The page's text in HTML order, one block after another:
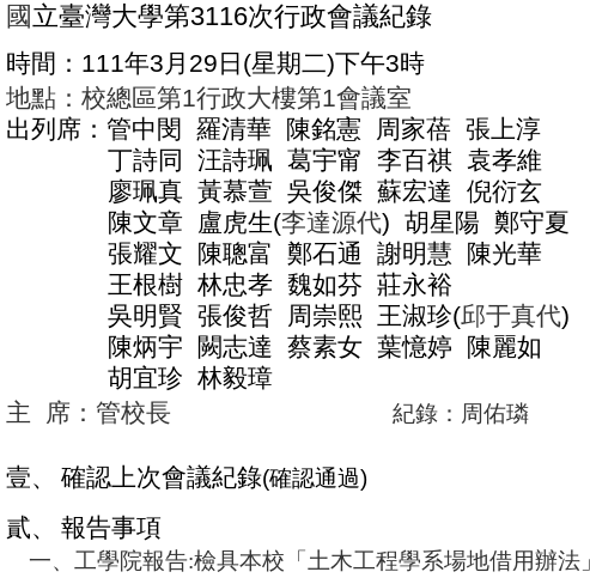
國立臺灣大學第3116次行政會議紀錄
時間： 111年3月 29 日 (星期二)下午3時
地點： 校總區第1行政大樓第1會議室
出列席：管中閔
羅清華 陳銘憲 周家蓓 張上淳
丁詩同
汪詩珮 葛宇甯 李百祺 袁孝維
廖珮真 黃慕萱 吳俊傑 蘇宏達 倪衍玄
陳文章 盧虎生(李達源代) 胡星陽 鄭守夏
張耀文
陳聰富 鄭石通 謝明慧
陳光華
王根樹 林忠孝 魏如芬 莊永裕
吳明賢 張俊哲 周崇熙 王淑珍(邱于真代)
陳炳宇
闕志達 蔡素女 葉憶婷
陳麗如
胡宜珍 林毅璋
主
席：管校長 紀錄：周佑璘
壹、 確認上次會議紀錄(確認通過)
貳、 報告事項
一、 工學院報告:檢具本校 「 土木工程學系場地借用辦法」